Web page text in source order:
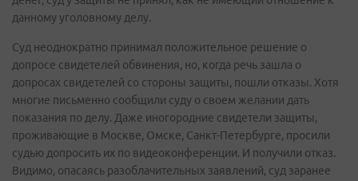
данному уголовному делу.
Суд неоднократно принимал положительное решение о
допросе свидетелей обвинения, но, когда речь зашла о
допросах свидетелей со стороны защиты, пошли отказы. Хотя
многие письменно сообщили суду о своем желании дать
показания по делу. Даже иногородние свидетели защиты,
проживающие в Москве, Омске, Санкт-Петербурге, просили
судью допросить их по видеоконференции. И получили отказ.
Видимо, опасаясь разоблачительных заявлений, суд заранее